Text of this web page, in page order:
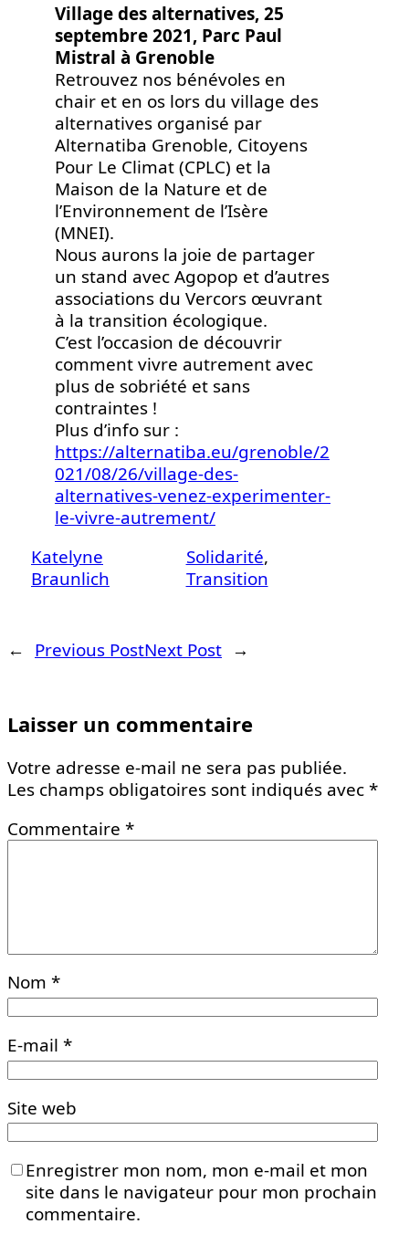
Village des alternatives, 25
septembre 2021, Parc Paul
Mistral à Grenoble
Retrouvez nos bénévoles en
chair et en os lors du village des
alternatives organisé par
Alternatiba Grenoble, Citoyens
Pour Le Climat (CPLC) et la
Maison de la Nature et de
l’Environnement de l’Isère
(MNEI).
Nous aurons la joie de partager
un stand avec Agopop et d’autres
associations du Vercors œuvrant
à la transition écologique.
C’est l’occasion de découvrir
comment vivre autrement avec
plus de sobriété et sans
contraintes !
Plus d’info sur :
https://alternatiba.eu/grenoble/2
021/08/26/village-des-
alternatives-venez-experimenter-
le-vivre-autrement/
Katelyne
Braunlich
Solidarité
Transition
← Previous PostNext Post →
Laisser un commentaire
Votre adresse e-mail ne sera pas publiée.
Les champs obligatoires sont indiqués avec*
Commentaire *
Nom *
E-mail *
Site web
Enregistrer mon nom, mon e-mail et mon
site dans le navigateur pour mon prochain
commentaire.